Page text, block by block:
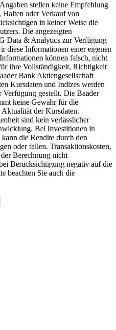
stellen keine Empfehlung
oder Verkauf von
in keiner Weise die
Die angezeigten
Data & Analytics zur Verfügung
diese Informationen einer eigenen
können falsch, nicht
ihre Vollständigkeit, Richtigkeit
Bank Aktiengesellschaft
Kursdaten und Indizes werden
gestellt. Die Baader
keine Gewähr für die
der Kursdaten.
sind kein verlässlicher
Bei Investitionen in
die Rendite durch den
oder fallen. Transaktionskosten,
Berechnung nicht
Berücksichtigung negativ auf die
beachten Sie auch die